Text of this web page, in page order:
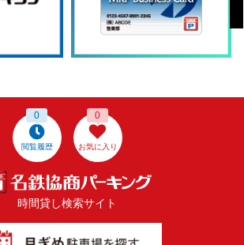
閲覧履歴
0
お気に入り
0
時間貸し検索サイト